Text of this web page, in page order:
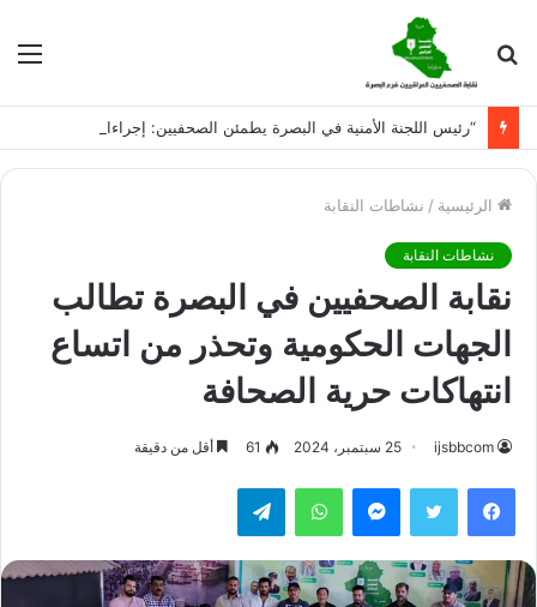
عن
الرئيسية / نشاطات النقابة
نشاطات النقابة
نقابة الصحفيين في البصرة تطالب
الجهات الحكومية وتحذر من اتساع
انتهاكات حرية الصحافة
ijsbbcom 25 سبتمبر، 2024 61 أقل من دقيقة
فيسبوك تويتر ماسنجر واتساب تيلقرام